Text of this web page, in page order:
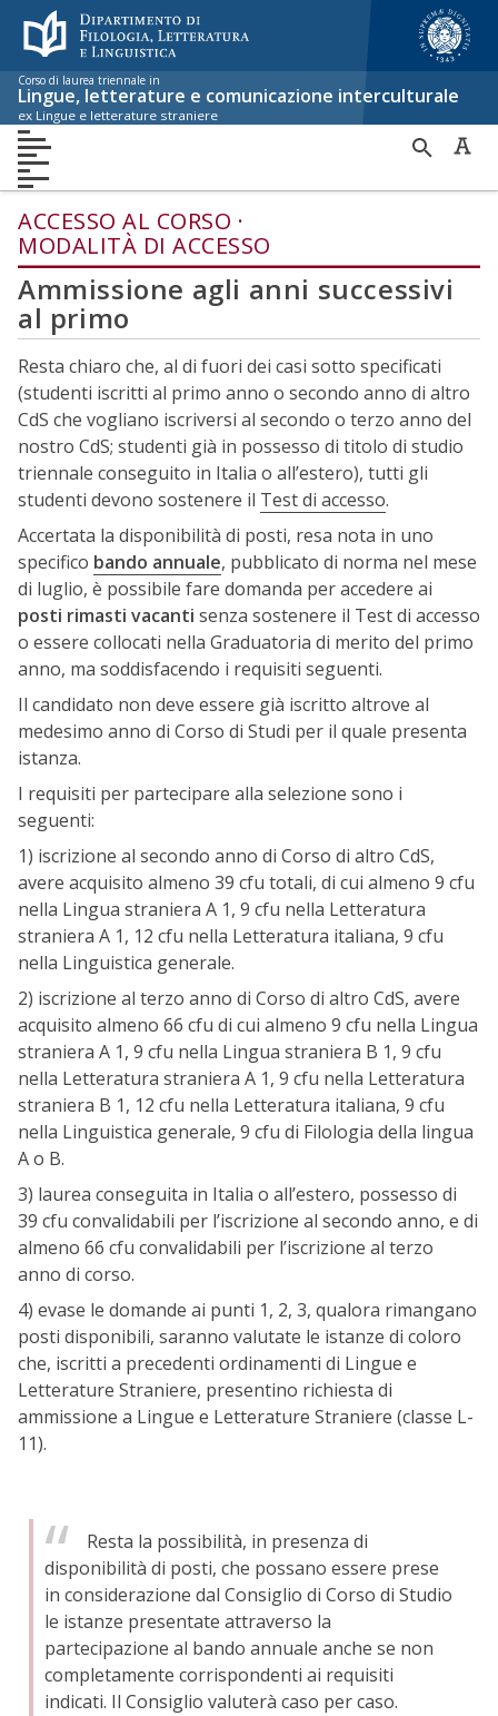
Menù accessibilità
to main menu
to content
Corso di laurea triennale in
Lingue, letterature e comunicazione interculturale
ex Lingue e letterature straniere
ACCESSO AL CORSO
ACCESSO AL CORSO
MODALITÀ DI ACCESSO
Ammissione agli anni successivi
al primo
Resta chiaro che, al di fuori dei casi sotto specificati
(studenti iscritti al primo anno o secondo anno di altro
CdS che vogliano iscriversi al secondo o terzo anno del
nostro CdS; studenti già in possesso di titolo di studio
triennale conseguito in Italia o all’estero), tutti gli
studenti devono sostenere il Test di accesso.
Accertata la disponibilità di posti, resa nota in uno
specifico bando annuale, pubblicato di norma nel mese
di luglio, è possibile fare domanda per accedere ai
posti rimasti vacanti senza sostenere il Test di accesso
o essere collocati nella Graduatoria di merito del primo
anno, ma soddisfacendo i requisiti seguenti.
Il candidato non deve essere già iscritto altrove al
medesimo anno di Corso di Studi per il quale presenta
istanza.
I requisiti per partecipare alla selezione sono i
seguenti:
1) iscrizione al secondo anno di Corso di altro CdS,
avere acquisito almeno 39 cfu totali, di cui almeno 9 cfu
nella Lingua straniera A 1, 9 cfu nella Letteratura
straniera A 1, 12 cfu nella Letteratura italiana, 9 cfu
nella Linguistica generale.
2) iscrizione al terzo anno di Corso di altro CdS, avere
acquisito almeno 66 cfu di cui almeno 9 cfu nella Lingua
straniera A 1, 9 cfu nella Lingua straniera B 1, 9 cfu
nella Letteratura straniera A 1, 9 cfu nella Letteratura
straniera B 1, 12 cfu nella Letteratura italiana, 9 cfu
nella Linguistica generale, 9 cfu di Filologia della lingua
A o B.
3) laurea conseguita in Italia o all’estero, possesso di
39 cfu convalidabili per l’iscrizione al secondo anno, e di
almeno 66 cfu convalidabili per l’iscrizione al terzo
anno di corso.
4) evase le domande ai punti 1, 2, 3, qualora rimangano
posti disponibili, saranno valutate le istanze di coloro
che, iscritti a precedenti ordinamenti di Lingue e
Letterature Straniere, presentino richiesta di
ammissione a Lingue e Letterature Straniere (classe L-
11).
Resta la possibilità, in presenza di
disponibilità di posti, che possano essere prese
in considerazione dal Consiglio di Corso di Studio
le istanze presentate attraverso la
partecipazione al bando annuale anche se non
completamente corrispondenti ai requisiti
indicati. Il Consiglio valuterà caso per caso.